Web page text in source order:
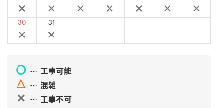
× × × × × × ×
30
×
31
×
〇 … 工事可能
△ … 混雑
✕ … 工事不可